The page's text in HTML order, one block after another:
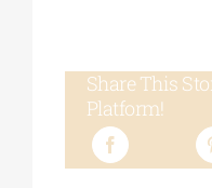
Share This
Platform!